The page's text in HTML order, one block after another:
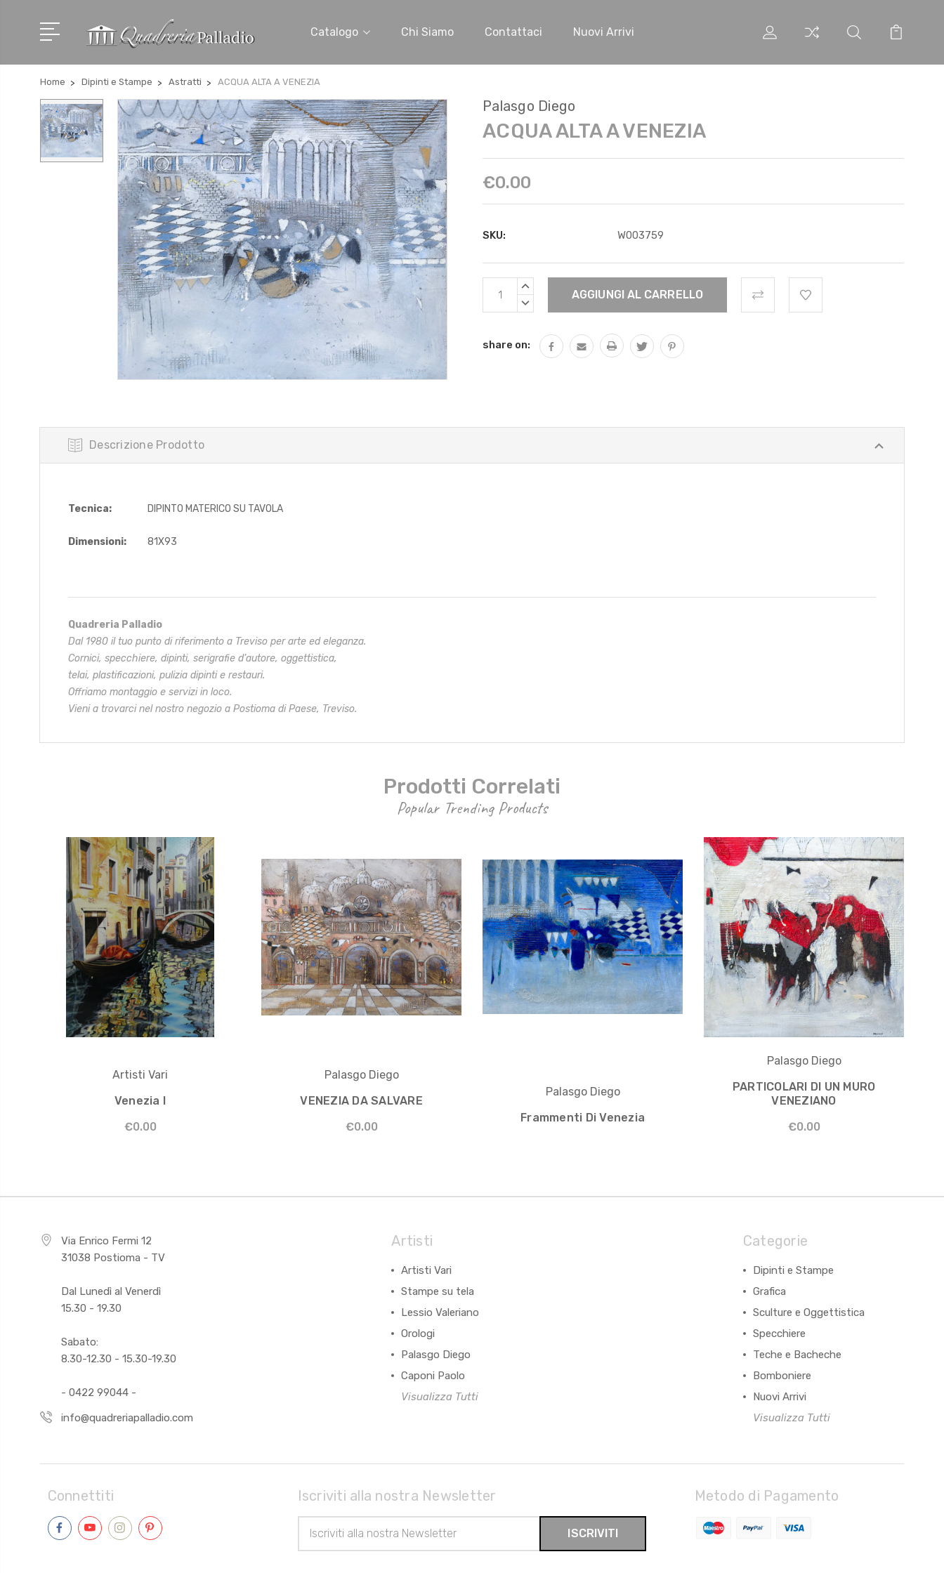
Catalogo Chi Siamo Contattaci Nuovi Arrivi
Home Dipinti e Stampe Astratti ACQUA ALTA A VENEZIA
Palasgo Diego
ACQUA ALTA A VENEZIA
€0.00
SKU: W003759
Attuale:
AUMENTARE
DIMINUIRE
share on:
Descrizione Prodotto
Tecnica: DIPINTO MATERICO SU TAVOLA
Dimensioni: 81X93
Quadreria Palladio
Dal 1980 il tuo punto di riferimento a Treviso per arte ed eleganza.
Cornici, specchiere, dipinti, serigrafie d’autore, oggettistica,
telai, plastificazioni, pulizia dipinti e restauri.
Offriamo montaggio e servizi in loco.
Vieni a trovarci nel nostro negozio a Postioma di Paese, Treviso.
Prodotti Correlati
Popular Trending Products
Artisti Vari
Venezia I
€0.00
Palasgo Diego
VENEZIA DA SALVARE
€0.00
Palasgo Diego
Frammenti Di Venezia
Palasgo Diego
PARTICOLARI DI UN MURO
VENEZIANO
€0.00
Via Enrico Fermi 12
31038 Postioma - TV
Dal Lunedì al Venerdì
15.30 - 19.30
Sabato:
8.30-12.30 - 15.30-19.30
- 0422 99044 -
info@quadreriapalladio.com
Artisti
Artisti Vari
Stampe su tela
Lessio Valeriano
Orologi
Palasgo Diego
Caponi Paolo
Visualizza Tutti
Categorie
Dipinti e Stampe
Grafica
Sculture e Oggettistica
Specchiere
Teche e Bacheche
Bomboniere
Nuovi Arrivi
Visualizza Tutti
Connettiti Iscriviti alla nostra Newsletter
Email
Metodo di Pagamento